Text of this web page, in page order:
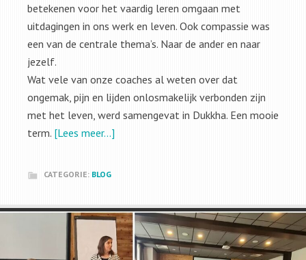
betekenen voor het vaardig leren omgaan met
uitdagingen in ons werk en leven. Ook compassie was
een van de centrale thema’s. Naar de ander en naar
jezelf.
Wat vele van onze coaches al weten over dat
ongemak, pijn en lijden onlosmakelijk verbonden zijn
met het leven, werd samengevat in Dukkha. Een mooie
term. [Lees meer…]
CATEGORIE: BLOG